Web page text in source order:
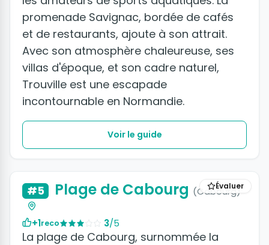
promenade Savignac, bordée de cafés
et de restaurants, ajoute à son attrait.
Avec son atmosphère chaleureuse, ses
villas d'époque, et son cadre naturel,
Trouville est une escapade
incontournable en Normandie.
Voir le guide
Évaluer
#5 Plage de Cabourg (Cabourg)
+1reco 3/5
La plage de Cabourg, surnommée la